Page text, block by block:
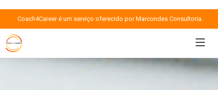
Coach4Career é um serviço oferecido por Marcondes Consultoria.